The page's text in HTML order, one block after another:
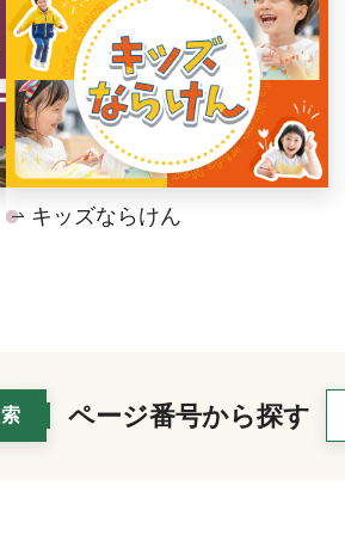
キッズならけん
ページ番号から探す